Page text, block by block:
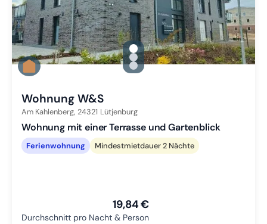
gallery.slide_selector
Zu Slide 1 wechseln
Zu Slide 2 wechseln
Zu Slide 3 wechseln
Wohnung W&S
Am Kahlenberg, 24321 Lütjenburg
Wohnung mit einer Terrasse und Gartenblick
Ferienwohnung Mindestmietdauer 2 Nächte
19,84 €
Durchschnitt pro Nacht & Person